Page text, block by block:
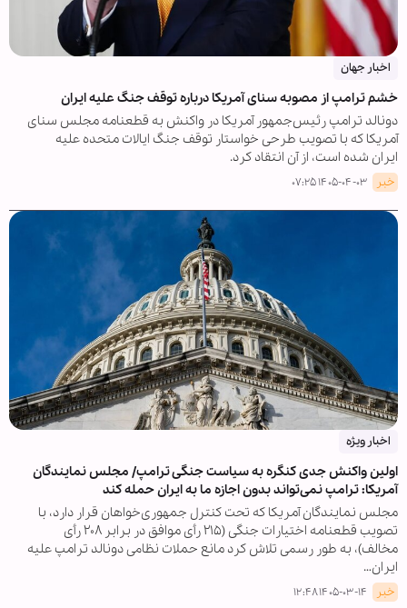
اخبار جهان
خشم ترامپ از مصوبه سنای آمریکا درباره توقف جنگ علیه ایران
دونالد ترامپ رئیس‌جمهور آمریکا در واکنش به قطعنامه مجلس سنای
آمریکا که با تصویب طرحی خواستار توقف جنگ ایالات متحده علیه
ایران شده است، از آن انتقاد کرد.
خبر ۱۴۰۵-۰۴-۰۳ ۰۷:۲۵
اخبار ویژه
اولین واکنش جدی کنگره به سیاست جنگی ترامپ/ مجلس نمایندگان
آمریکا: ترامپ نمی‌تواند بدون اجازه ما به ایران حمله کند
مجلس نمایندگان آمریکا که تحت کنترل جمهوری‌خواهان قرار دارد، با
تصویب قطعنامه اختیارات جنگی (۲۱۵ رأی موافق در برابر ۲۰۸ رأی
مخالف)، به طور رسمی تلاش کرد مانع حملات نظامی دونالد ترامپ علیه
ایران…
خبر ۱۴۰۵-۰۳-۱۴ ۱۲:۴۸